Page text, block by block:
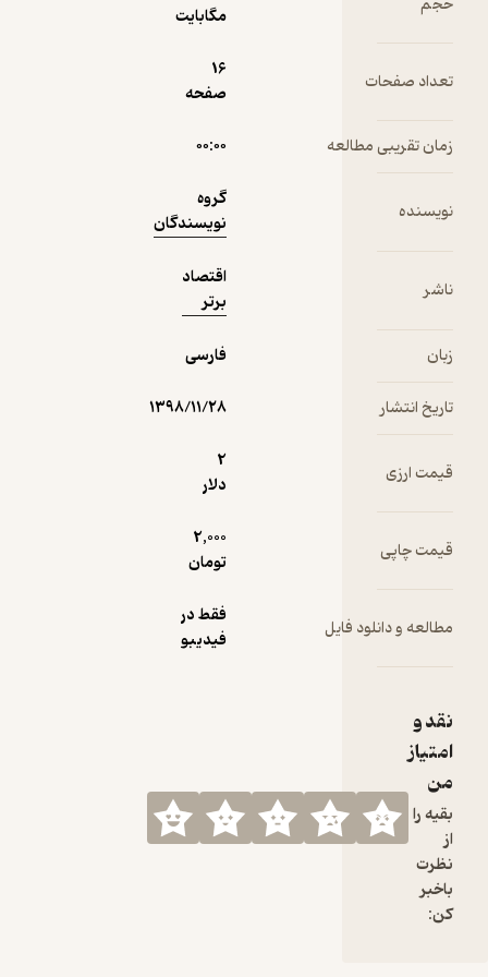
مگابایت
تعداد صفحات
صفحه
زمان تقریبی مطالعه ۰۰:۰۰
نویسنده
گروه
نویسندگان
ناشر
اقتصاد
برتر
زبان فارسی
تاریخ انتشار ۱۳۹۸/۱۱/۲۸
قیمت ارزی
دلار
قیمت چاپی
2,000
تومان
مطالعه و دانلود فایل
فقط در
فیدیبو
نقد و
امتیاز
من
بقیه را
نظرت
باخبر
کن: